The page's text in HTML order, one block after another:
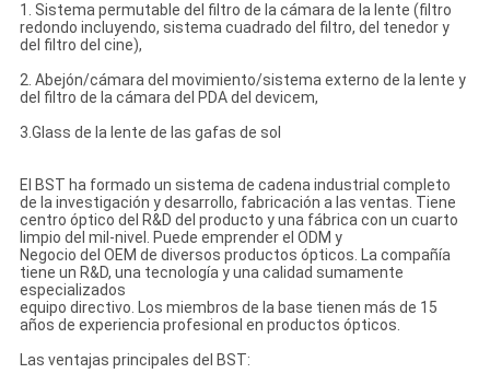
1. Sistema permutable del filtro de la cámara de la lente (filtro
redondo incluyendo, sistema cuadrado del filtro, del tenedor y
del filtro del cine),
2. Abejón/cámara del movimiento/sistema externo de la lente y
del filtro de la cámara del PDA del devicem,
3.Glass de la lente de las gafas de sol
El BST ha formado un sistema de cadena industrial completo
de la investigación y desarrollo, fabricación a las ventas. Tiene
centro óptico del R&D del producto y una fábrica con un cuarto
limpio del mil-nivel. Puede emprender el ODM y
Negocio del OEM de diversos productos ópticos. La compañía
tiene un R&D, una tecnología y una calidad sumamente
especializados
equipo directivo. Los miembros de la base tienen más de 15
años de experiencia profesional en productos ópticos.
Las ventajas principales del BST: